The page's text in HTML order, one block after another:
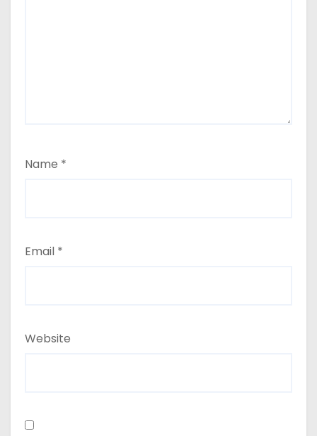
Name *
Email *
Website